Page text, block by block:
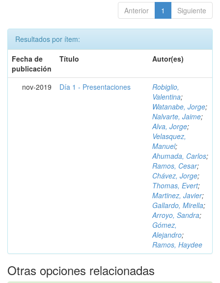
Anterior 1 Siguiente
Resultados por ítem:
Fecha de
publicación
Título Autor(es)
nov-2019 Día 1 - Presentaciones
Robiglio,
Valentina;
Watanabe, Jorge;
Nalvarte, Jaime;
Alva, Jorge;
Velasquez,
Manuel;
Ahumada, Carlos;
Ramos, Cesar;
Chávez, Jorge;
Thomas, Evert;
Martinez, Javier;
Gallardo, Mirella;
Arroyo, Sandra;
Gómez,
Alejandro;
Ramos, Haydee
Otras opciones relacionadas